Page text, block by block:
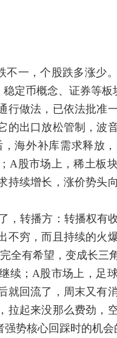
，个股跌多涨少。
定币概念、证券等板
做法，已依法批准
出口放松管制，波
海外补库需求释放
A股市场上，稀土板
持续增长，涨价势头
转播方：转播权有
穷，而且持续的火
全有希望，变成长三
续；A股市场上，足
就回流了，周末又有
拉起来没那么费劲，
势核心回踩时的机会